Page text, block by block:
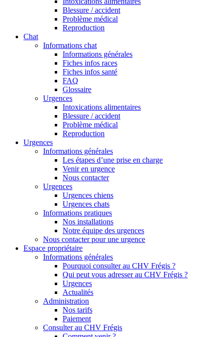
Blessure / accident
Problème médical
Reproduction
Chat
Informations chat
Informations générales
Fiches infos races
Fiches infos santé
FAQ
Glossaire
Urgences
Intoxications alimentaires
Blessure / accident
Problème médical
Reproduction
Urgences
Informations générales
Les étapes d’une prise en charge
Venir en urgence
Nous contacter
Urgences
Urgences chiens
Urgences chats
Informations pratiques
Nos installations
Notre équipe des urgences
Nous contacter pour une urgence
Espace propriétaire
Informations générales
Pourquoi consulter au CHV Frégis ?
Qui peut vous adresser au CHV Frégis ?
Urgences
Actualités
Administration
Nos tarifs
Paiement
Consulter au CHV Frégis